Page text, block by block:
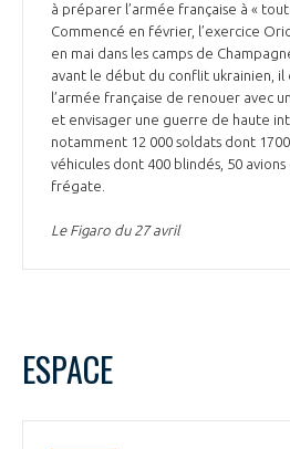
à préparer l’armée française à «
Commencé en février, l’exercice
en mai dans les camps de
avant le début du conflit ukrainien,
l’armée française de renouer avec
et envisager une guerre de haute
notamment 12 000 soldats dont
véhicules dont 400 blindés, 50 avions
frégate.
Le Figaro du 27 avril
ESPACE